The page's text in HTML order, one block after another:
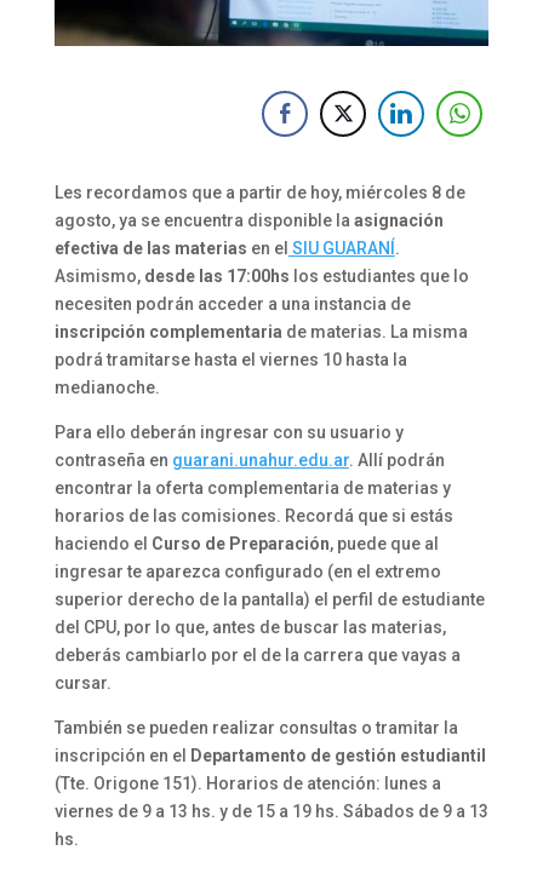
Les recordamos que a partir de hoy, miércoles 8 de
agosto, ya se encuentra disponible la asignación
efectiva de las materias en el SIU GUARANÍ .
Asimismo, desde las 17:00hs los estudiantes que lo
necesiten podrán acceder a una instancia de
inscripción complementaria de materias. La misma
podrá tramitarse hasta el viernes 10 hasta la
medianoche.
Para ello deberán ingresar con su usuario y
contraseña en guarani.unahur.edu.ar. Allí podrán
encontrar la oferta complementaria de materias y
horarios de las comisiones. Recordá que si estás
haciendo el Curso de Preparación, puede que al
ingresar te aparezca configurado (en el extremo
superior derecho de la pantalla) el perfil de estudiante
del CPU, por lo que, antes de buscar las materias,
deberás cambiarlo por el de la carrera que vayas a
cursar.
También se pueden realizar consultas o tramitar la
inscripción en el
Departamento de gestión estudiantil
(Tte. Origone 151). Horarios de atención: lunes a
viernes de 9 a 13 hs. y de 15 a 19 hs. Sábados de 9 a 13
hs.